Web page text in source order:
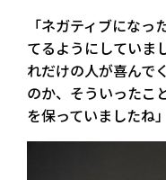
「ネガティブにな
てるようにしていま
れだけの人が喜んで
のか、そういったこ
を保っていましたね」